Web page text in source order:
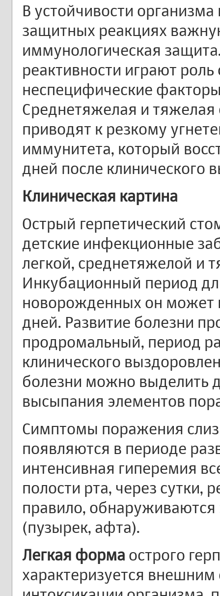
В устойчивости
защитных реакциях
иммунологическая
реактивности играют
неспецифические
Среднетяжелая и
приводят к резкому
иммунитета, который
дней после клинического
Клиническая картина
Острый герпетический
детские инфекционные
легкой, среднетяжелой и
Инкубационный период
новорожденных он может
дней. Развитие болезни
продромальный, период
клинического
болезни можно выделить
высыпания элементов
Симптомы поражения
появляются в периоде
интенсивная гиперемия
полости рта, через сутки,
правило,
(пузырек, афта).
Легкая форма острого
характеризуется